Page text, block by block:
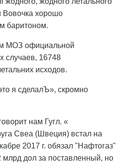
Вовочка хорошо
баритоном.
МОЗ официальной
случаев, 16748
исходов.
я сделалЪ», скромно
нам Гугл. «
Свеа (Швеция) встал на
2017 г. обязал "Нафтогаз"
млрд дол за поставленный, но